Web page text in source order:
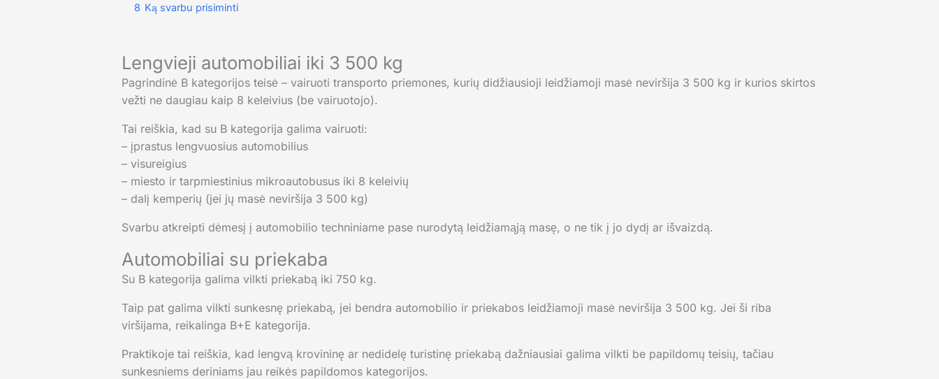
8 Ką svarbu prisiminti
Lengvieji automobiliai iki 3 500 kg
Pagrindinė B kategorijos teisė – vairuoti transporto priemones, kurių didžiausioji leidžiamoji masė neviršija 3 500 kg ir kurios skirtos
vežti ne daugiau kaip 8 keleivius (be vairuotojo).
Tai reiškia, kad su B kategorija galima vairuoti:
– įprastus lengvuosius automobilius
– visureigius
– miesto ir tarpmiestinius mikroautobusus iki 8 keleivių
– dalį kemperių (jei jų masė neviršija 3 500 kg)
Svarbu atkreipti dėmesį į automobilio techniniame pase nurodytą leidžiamąją masę, o ne tik į jo dydį ar išvaizdą.
Automobiliai su priekaba
Su B kategorija galima vilkti priekabą iki 750 kg.
Taip pat galima vilkti sunkesnę priekabą, jei bendra automobilio ir priekabos leidžiamoji masė neviršija 3 500 kg. Jei ši riba
viršijama, reikalinga B+E kategorija.
Praktikoje tai reiškia, kad lengvą krovininę ar nedidelę turistinę priekabą dažniausiai galima vilkti be papildomų teisių, tačiau
sunkesniems deriniams jau reikės papildomos kategorijos.